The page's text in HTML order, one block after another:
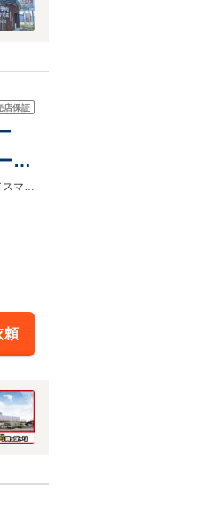
店保証
ヒ
登録済未使用車／HR／４ＷＤ／デュアルセンサーブレーキサポートIIクルーズコントロール／片側パワースライドドア／スマートキー／プッシュスタート／ステアリングヒーター
頼